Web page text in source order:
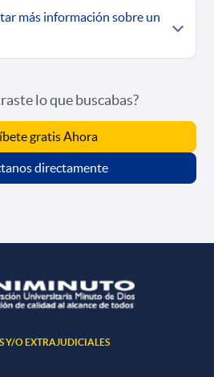
más información sobre un
lo que buscabas?
gratis Ahora
directamente
Y/O EXTRAJUDICIALES